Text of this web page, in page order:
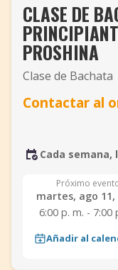
Glosario
Tienda
TuneTempo
CLASE DE
PROSHINA
Clase de Bachata
Contactar al
Cada
Próximo
martes, ago 11,
6:00 p. m. - 7:00
Añadir al